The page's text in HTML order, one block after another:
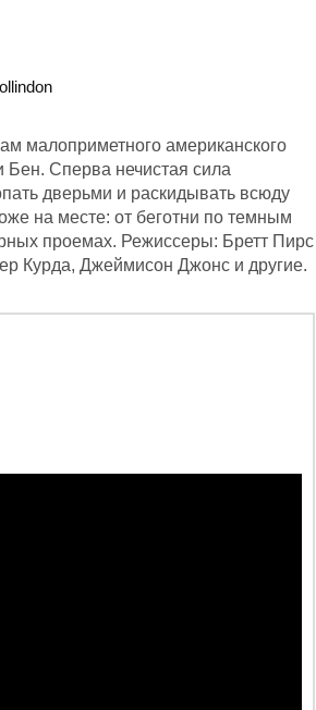
малоприметного американского
Бен. Сперва нечистая сила
дверьми и раскидывать всюду
на месте: от беготни по темным
проемах. Режиссеры: Бретт Пирс
Курда, Джеймисон Джонс и другие.